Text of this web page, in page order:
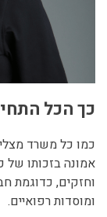
כך הכל
כמו כל משרד
אמונה בזכותו של
וחזקים, כדוגמת
ומוסדות רפואיים.